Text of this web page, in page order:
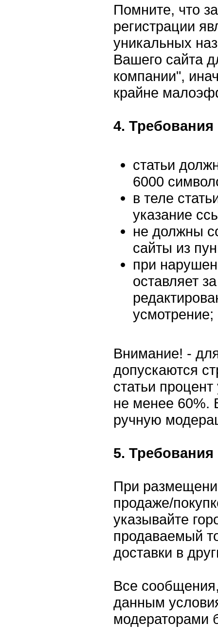
Помните, что
регистрации
уникальных
Вашего сайта
компании",
крайне
4. Требования
статьи
6000
в теле
указание
не должны
сайты из
при
оставляет
усмотрение;
Внимание! -
допускаются
статьи
не менее 60%.
ручную
5.
При
продаже/
указывайте
продаваемый
доставки в
Все
данным
модераторами